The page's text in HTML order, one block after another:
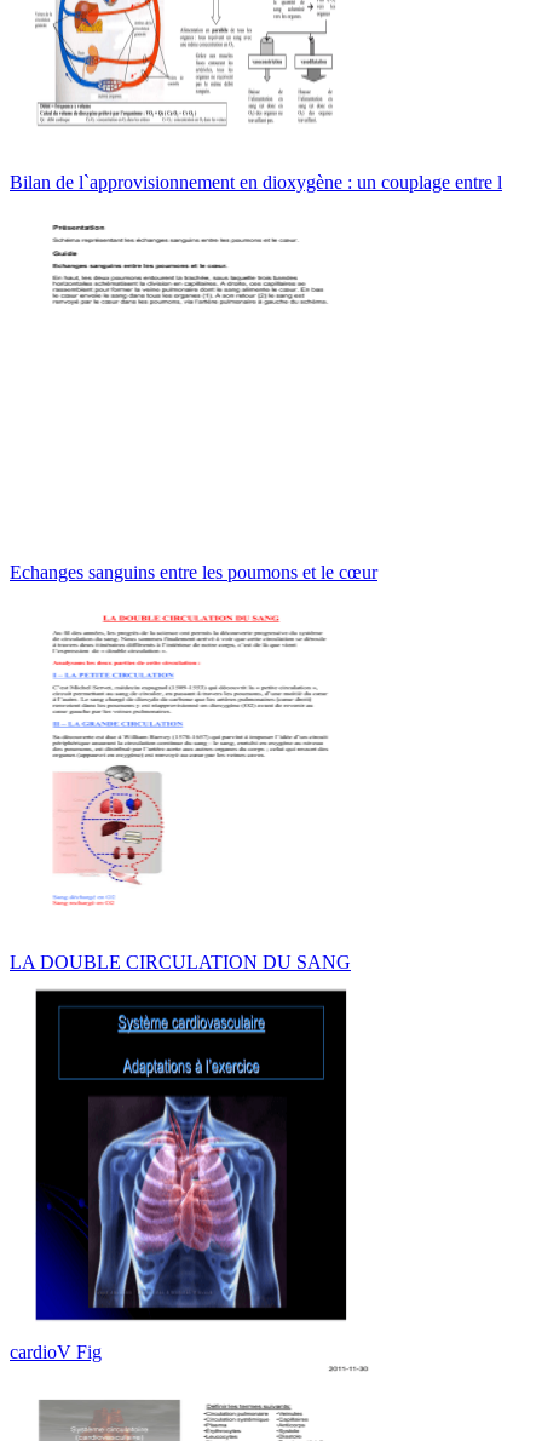
Bilan de l`approvisionnement en dioxygène : un couplage entre l
Echanges sanguins entre les poumons et le cœur
LA DOUBLE CIRCULATION DU SANG
cardioV Fig